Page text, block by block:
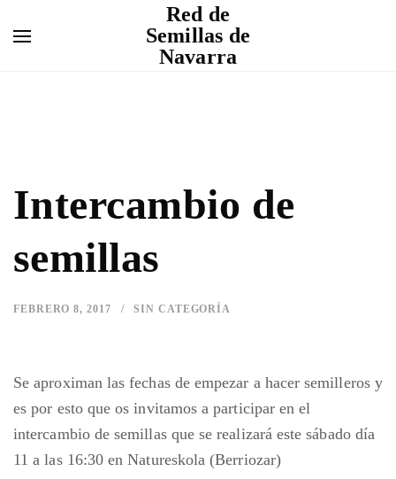
Red de
Semillas de
Navarra
Intercambio de
semillas
FEBRERO 8, 2017 SIN CATEGORÍA
Se aproximan las fechas de empezar a hacer semilleros y
es por esto que os invitamos a participar en el
intercambio de semillas que se realizará este sábado día
11 a las 16:30 en Natureskola (Berriozar)